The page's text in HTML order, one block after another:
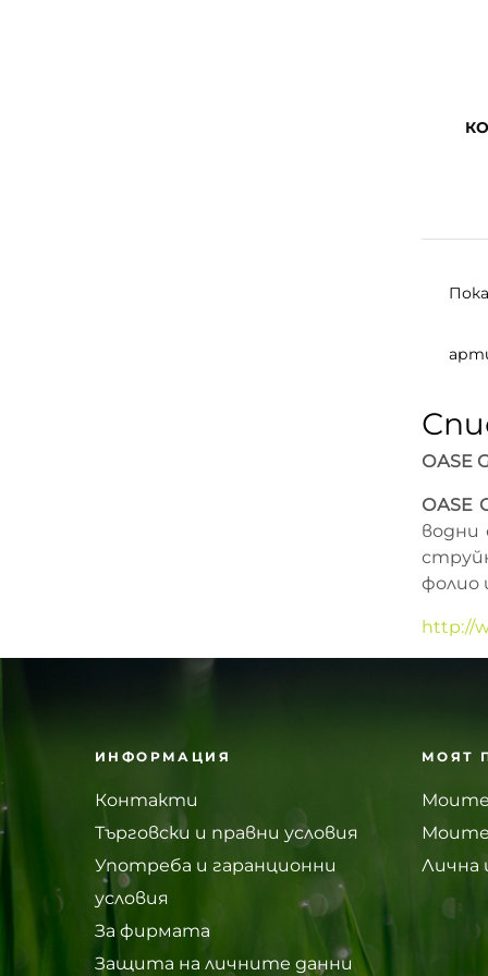
ОАSE
ОАSE
водни
фолио
http://
ИНФОРМАЦИЯ
Контакти
Търговски и правни условия
Употреба и гаранционни
условия
За фирмата
Защита на личните данни
МОЯТ
Моите
Моите
Лична